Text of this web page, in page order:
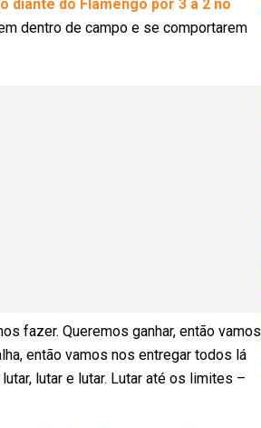
diante do Flamengo por 3 a 2 no
dentro de campo e se comportarem
fazer. Queremos ganhar, então vamos
então vamos nos entregar todos lá
lutar e lutar. Lutar até os limites –